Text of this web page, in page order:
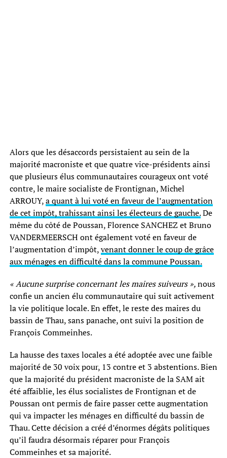
Alors que les désaccords persistaient au sein de la
majorité macroniste et que quatre vice-présidents ainsi
que plusieurs élus communautaires courageux ont voté
contre, le maire socialiste de Frontignan, Michel
ARROUY,a quant à lui voté en faveur de l’augmentation
de cet impôt, trahissant ainsi les électeurs de gauche.De
même du côté de Poussan, Florence SANCHEZ et Bruno
VANDERMEERSCH ont également voté en faveur de
l’augmentation d’impôt,venant donner le coup de grâce
aux ménages en difficulté dans la commune Poussan.
« Aucune surprise concernant les maires suiveurs »,nous
confie un ancien élu communautaire qui suit activement
la vie politique locale. En effet, le reste des maires du
bassin de Thau, sans panache, ont suivi la position de
François Commeinhes.
La hausse des taxes locales a été adoptée avec une faible
majorité de 30 voix pour, 13 contre et 3 abstentions. Bien
que la majorité du président macroniste de la SAM ait
été affaiblie, les élus socialistes de Frontignan et de
Poussan ont permis de faire passer cette augmentation
qui va impacter les ménages en difficulté du bassin de
Thau. Cette décision a créé d’énormes dégâts politiques
qu’il faudra désormais réparer pour François
Commeinhes et sa majorité.